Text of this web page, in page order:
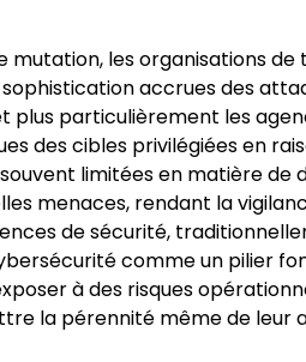
mutation, les organisations de
accrues des
plus particulièrement les
des cibles privilégiées en
limitées en matière de
menaces, rendant la
de sécurité,
comme un pilier
à des risques
la pérennité même de leur